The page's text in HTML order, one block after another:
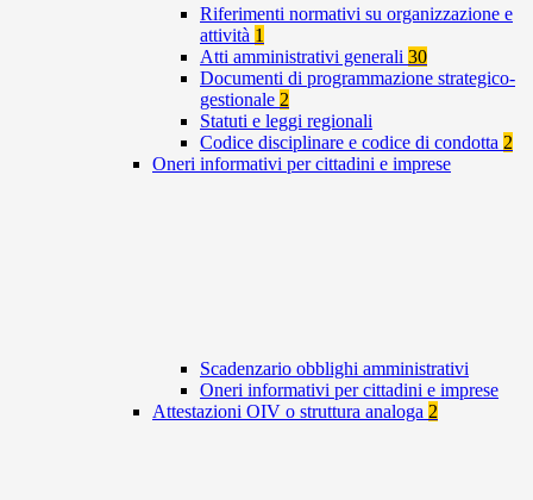
Riferimenti normativi su organizzazione e
attività 1
Atti amministrativi generali 30
Documenti di programmazione strategico-
gestionale 2
Statuti e leggi regionali
Codice disciplinare e codice di condotta 2
Oneri informativi per cittadini e imprese
Scadenzario obblighi amministrativi
Oneri informativi per cittadini e imprese
Attestazioni OIV o struttura analoga 2